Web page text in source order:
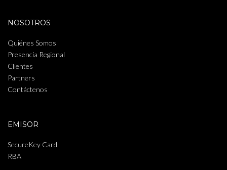
NOSOTROS
Quiénes Somos
Presencia Regional
Clientes
Partners
Contáctenos
EMISOR
SecureKey Card
RBA